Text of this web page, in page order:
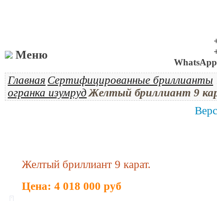
Меню
Главная Сертифицированные бриллианты
огранка изумруд Желтый бриллиант 9
Желтый бриллиант 9 карат.
Цена: 4 018 000 руб